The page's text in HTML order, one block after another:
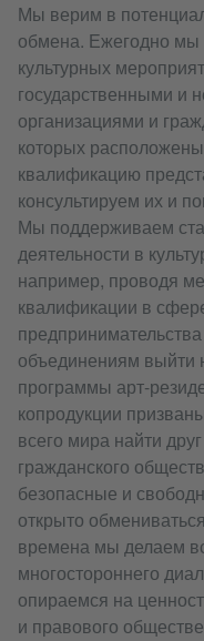
Мы верим в
обмена. Ежегодно мы
культурных
государственными и
организациями и
которых
квалификацию
консультируем их и
Мы поддерживаем
деятельности в
например, проводя
квалификации в
объединениям
программы арт-
копродукции
всего мира найти
гражданского
безопасные и
открыто
времена мы делаем
многостороннего
опираемся на
и правового